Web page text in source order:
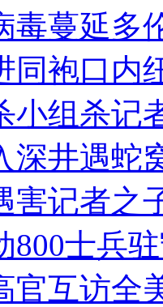
毒蔓延多
同袍口内
小组杀记
深井遇蛇
害记者
800士兵
官互访全